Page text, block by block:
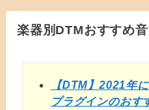
楽器別DTMおすすめ
【DTM】2021年
プラグインのおす